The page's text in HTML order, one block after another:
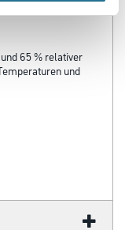
65 % relativer
und